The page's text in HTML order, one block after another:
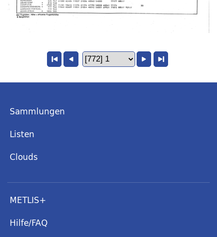
Sammlungen
Listen
Clouds
METLIS+
Hilfe/FAQ